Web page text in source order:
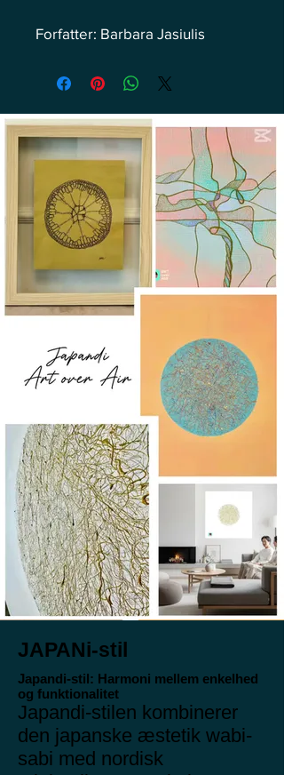
Forfatter: Barbara Jasiulis
JAPANi-stil
Japandi-stil: Harmoni mellem enkelhed
og funktionalitet
Japandi-stilen kombinerer
den japanske æstetik wabi-
sabi med nordisk